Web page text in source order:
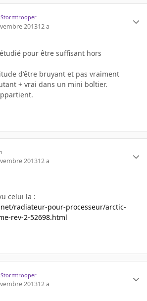
Stormtrooper
201312 a
pour être suffisant hors
d'être bruyant et pas vraiment
+ vrai dans un mini boîtier.
201312 a
celui la :
radiateur-pour-processeur/arctic-
rev-2-52698.html
Stormtrooper
201312 a